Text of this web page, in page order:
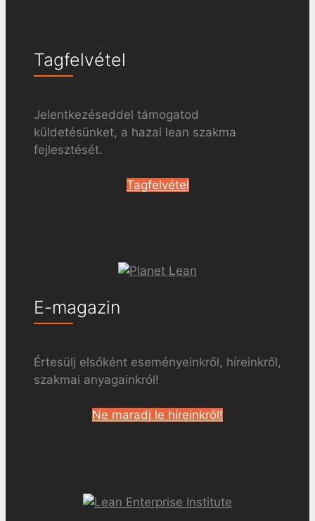
Tagfelvétel
Jelentkezéseddel támogatod
küldetésünket, a hazai lean szakma
fejlesztését.
Tagfelvétel
E-magazin
Értesülj elsőként eseményeinkről, híreinkről,
szakmai anyagainkról!
Ne maradj le híreinkről!